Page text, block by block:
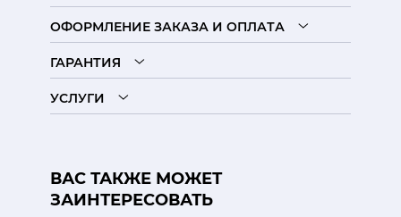
ОФОРМЛЕНИЕ ЗАКАЗА И ОПЛАТА
ГАРАНТИЯ
УСЛУГИ
ВАС ТАКЖЕ МОЖЕТ
ЗАИНТЕРЕСОВАТЬ